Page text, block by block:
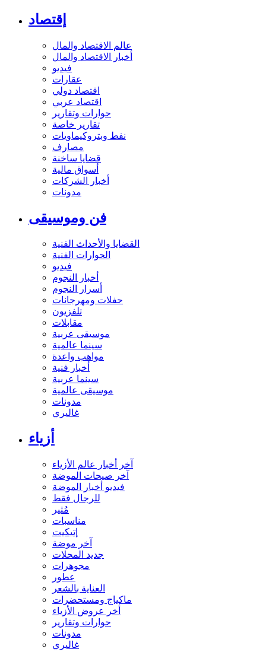
إقتصاد
عالم الاقتصاد والمال
أخبار الاقتصاد والمال
فيديو
عقارات
اقتصاد دولي
اقتصاد عربي
حوارات وتقارير
تقارير خاصة
نفط وبتروكيماويات
مصارف
قضايا ساخنة
أسواق مالية
أخبار الشركات
مدونات
فن وموسيقى
القضايا والأحداث الفنية
الحوارات الفنية
فيديو
أخبار النجوم
أسرار النجوم
حفلات ومهرجانات
تلفزيون
مقابلات
موسيقى عربية
سينما عالمية
مواهب واعدة
أخبار فنية
سينما عربية
موسيقى عالمية
مدونات
غاليري
أزياء
آخر أخبار عالم الأزياء
آخر صيحات الموضة
فيديو أخبار الموضة
للرجال فقط
مُثير
مناسبات
إتيكيت
آخر موضة
جديد المحلات
مجوهرات
عطور
العناية بالشعر
ماكياج ومستحضرات
أخر عروض الأزياء
حوارات وتقارير
مدونات
غاليري